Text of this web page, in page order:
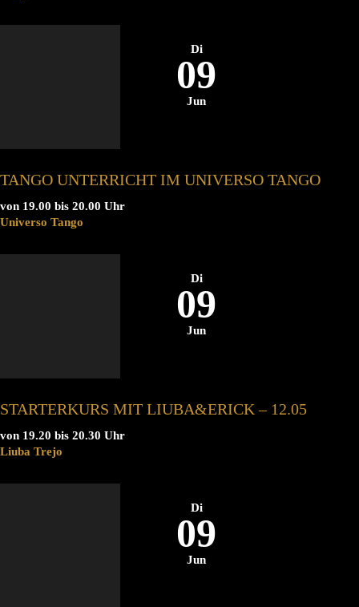
Di
09
Jun
TANGO UNTERRICHT IM UNIVERSO TANGO
von 19.00 bis 20.00 Uhr
Universo Tango
Di
09
Jun
STARTERKURS MIT LIUBA&ERICK – 12.05
von 19.20 bis 20.30 Uhr
Liuba Trejo
Di
09
Jun